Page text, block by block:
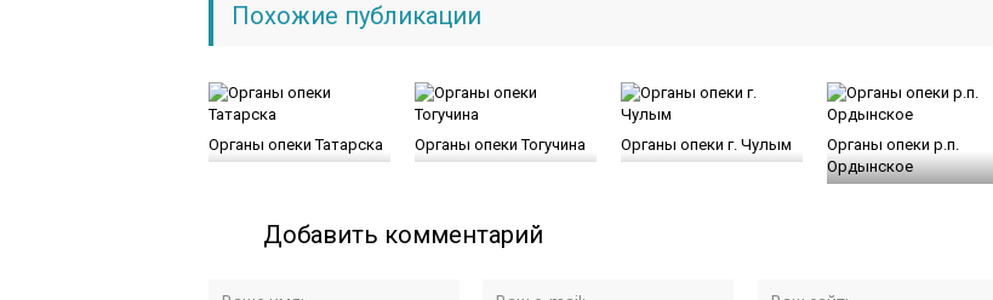
Похожие публикации
Органы опеки Татарска Органы опеки Тогучина Органы опеки г. Чулым
Органы опеки р.п.
Ордынское
Добавить комментарий